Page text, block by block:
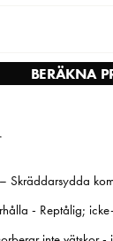
BERÄKNA
Skräddarsydda
- Reptålig;